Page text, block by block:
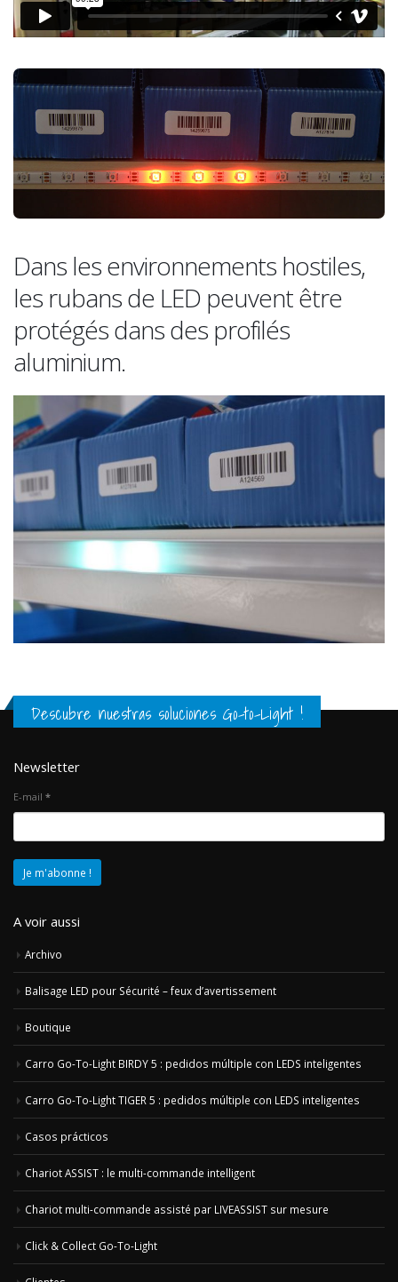
Varios operadores en un mismo lugar
Dans les environnements hostiles,
les rubans de LED peuvent être
protégés dans des profilés
aluminium.
Descubre nuestras soluciones Go-to-Light !
Newsletter
E-mail *
A voir aussi
Archivo
Balisage LED pour Sécurité – feux d’avertissement
Boutique
Carro Go-To-Light BIRDY 5 : pedidos múltiple con LEDS inteligentes
Carro Go-To-Light TIGER 5 : pedidos múltiple con LEDS inteligentes
Casos prácticos
Chariot ASSIST : le multi-commande intelligent
Chariot multi-commande assisté par LIVEASSIST sur mesure
Click & Collect Go-To-Light